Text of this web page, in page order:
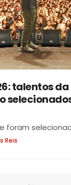
talentos
foram
Reis